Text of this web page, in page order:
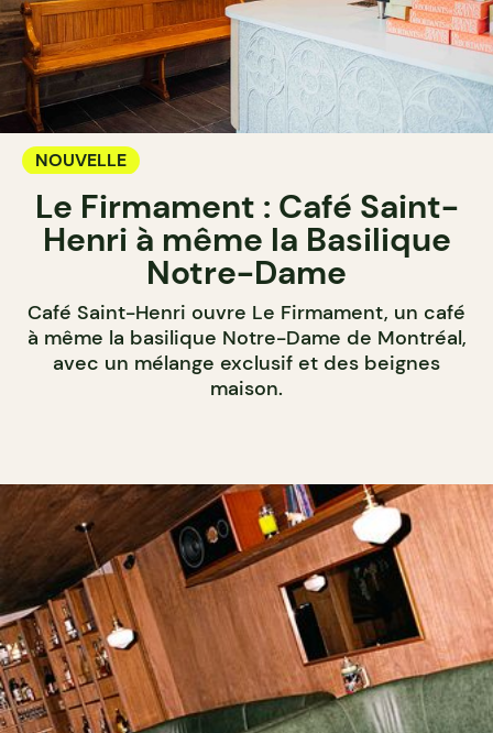
NOUVELLE
Le Firmament : Café Saint-
Henri à même la Basilique
Notre-Dame
Café Saint-Henri ouvre Le Firmament, un café
à même la basilique Notre-Dame de Montréal,
avec un mélange exclusif et des beignes
maison.